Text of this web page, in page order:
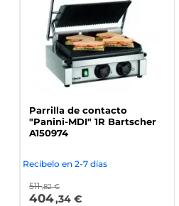
Parrilla de contacto
"Panini-MDI" 1R Bartscher
A150974
Recíbelo en 2-7 días
511 ,82 €
404,34 €